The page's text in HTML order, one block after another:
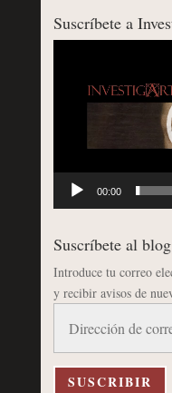
Suscríbete a
00:00
Suscríbete al
Introduce tu correo
y recibir avisos de
correo
electrónico
SUSCRIBIR